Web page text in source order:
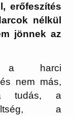
erőfeszítés
nélkül
jönnek az
a harci
nem más,
tudás, a
a